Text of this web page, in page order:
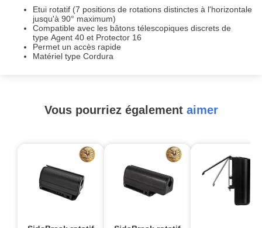
Etui rotatif (7 positions de rotations distinctes à l'horizontale
jusqu'à 90° maximum)
Compatible avec les bâtons télescopiques discrets de
type Agent 40 et Protector 16
Permet un accès rapide
Matériel type Cordura
Vous pourriez également aimer